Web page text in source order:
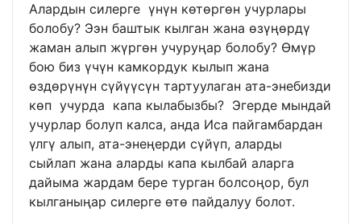
Алардын силерге үнүн көтөргөн учурлары
болобу? Ээн баштык кылган жана өзүңөрдү
жаман алып жүргөн учуруңар болобу? Өмүр
бою биз үчүн камкордук кылып жана
өздөрүнүн сүйүүсүн тартуулаган ата-энебизди
көп учурда капа кылабызбы? Эгерде мындай
учурлар болуп калса, анда Иса пайгамбардан
үлгү алып, ата-энеңерди сүйүп, аларды
сыйлап жана аларды капа кылбай аларга
дайыма жардам бере турган болсоңор, бул
кылганыңар силерге өтө пайдалуу болот.